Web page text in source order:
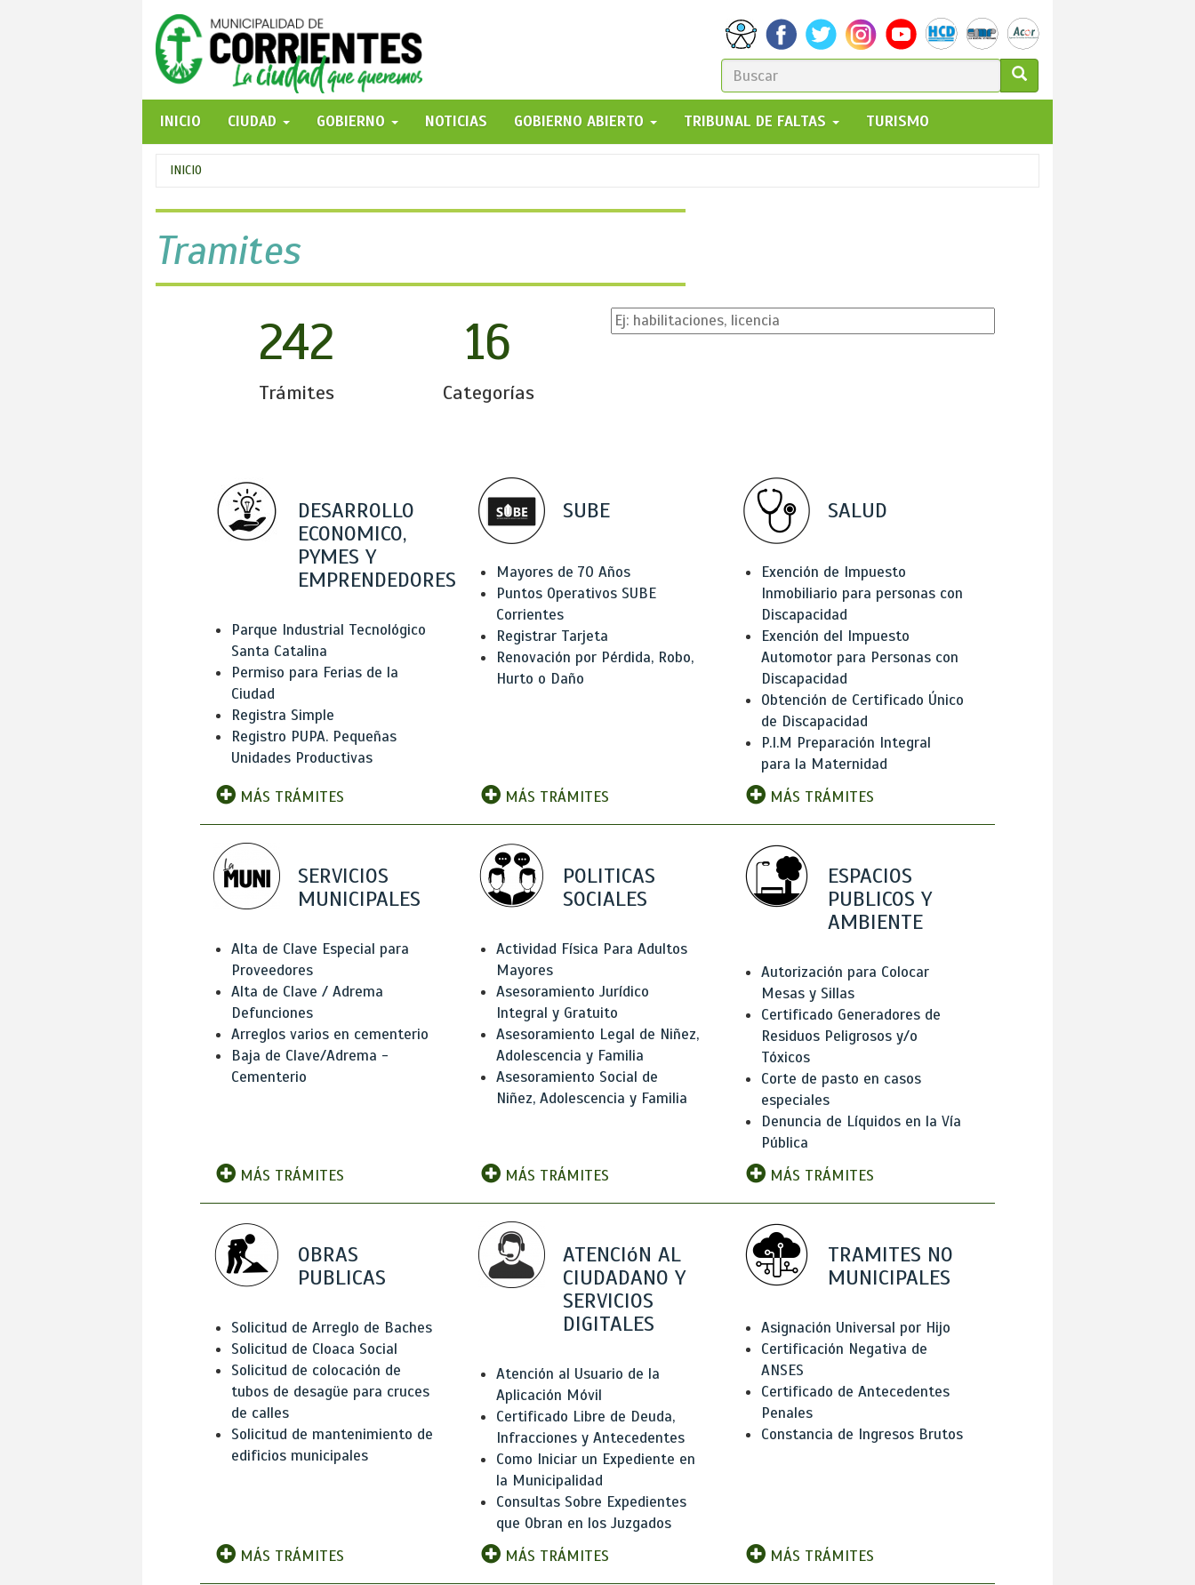
FORMULARIO
DE
BÚSQUEDA
GO!
INICIO
CIUDAD GOBIERNO NOTICIAS GOBIERNO ABIERTO TRIBUNAL DE FALTAS TURISMO
Se
encuentra
usted
aquí
INICIO
Tramites
242
Trámites
16
Categorías
DESARROLLO
ECONOMICO,
PYMES Y
EMPRENDEDORES
Parque Industrial Tecnológico
Santa Catalina
Permiso para Ferias de la
Ciudad
Registra Simple
Registro PUPA. Pequeñas
Unidades Productivas
MÁS TRÁMITES
SUBE
Mayores de 70 Años
Puntos Operativos SUBE
Corrientes
Registrar Tarjeta
Renovación por Pérdida, Robo,
Hurto o Daño
MÁS TRÁMITES
SALUD
Exención de Impuesto
Inmobiliario para personas con
Discapacidad
Exención del Impuesto
Automotor para Personas con
Discapacidad
Obtención de Certificado Único
de Discapacidad
P.I.M Preparación Integral
para la Maternidad
MÁS TRÁMITES
SERVICIOS
MUNICIPALES
Alta de Clave Especial para
Proveedores
Alta de Clave / Adrema
Defunciones
Arreglos varios en cementerio
Baja de Clave/Adrema -
Cementerio
MÁS TRÁMITES
POLITICAS
SOCIALES
Actividad Física Para Adultos
Mayores
Asesoramiento Jurídico
Integral y Gratuito
Asesoramiento Legal de Niñez,
Adolescencia y Familia
Asesoramiento Social de
Niñez, Adolescencia y Familia
MÁS TRÁMITES
ESPACIOS
PUBLICOS Y
AMBIENTE
Autorización para Colocar
Mesas y Sillas
Certificado Generadores de
Residuos Peligrosos y/o
Tóxicos
Corte de pasto en casos
especiales
Denuncia de Líquidos en la Vía
Pública
MÁS TRÁMITES
OBRAS
PUBLICAS
Solicitud de Arreglo de Baches
Solicitud de Cloaca Social
Solicitud de colocación de
tubos de desagüe para cruces
de calles
Solicitud de mantenimiento de
edificios municipales
MÁS TRÁMITES
ATENCIóN AL
CIUDADANO Y
SERVICIOS
DIGITALES
Atención al Usuario de la
Aplicación Móvil
Certificado Libre de Deuda,
Infracciones y Antecedentes
Como Iniciar un Expediente en
la Municipalidad
Consultas Sobre Expedientes
que Obran en los Juzgados
MÁS TRÁMITES
TRAMITES NO
MUNICIPALES
Asignación Universal por Hijo
Certificación Negativa de
ANSES
Certificado de Antecedentes
Penales
Constancia de Ingresos Brutos
MÁS TRÁMITES